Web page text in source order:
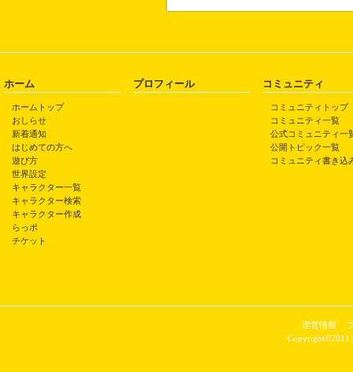
ホーム
ホームトップ
おしらせ
新着通知
はじめての方へ
遊び方
世界設定
キャラクター一覧
キャラクター検索
キャラクター作成
らっポ
チケット
プロフィール コミュニティ
コミュニティトップ
コミュニティ一覧
公式コミュニティ一
公開トピック一覧
コミュニティ書き込
運営情報
Copyright©2011